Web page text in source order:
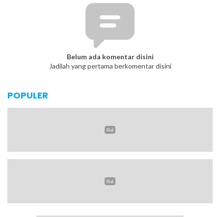
Belum ada komentar disini
Jadilah yang pertama berkomentar disini
POPULER